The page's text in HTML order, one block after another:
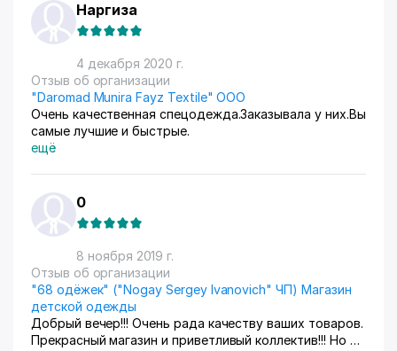
Наргиза
4 декабря 2020 г.
Отзыв об организации
"Daromad Munira Fayz Textile" ООО
Очень качественная спецодежда.Заказывала у них.Вы
самые лучшие и быстрые.
ещё
0
8 ноября 2019 г.
Отзыв об организации
"68 одёжек" ("Nogay Sergey Ivanovich" ЧП) Магазин
детской одежды
Добрый вечер!!! Очень рада качеству ваших товаров.
Прекрасный магазин и приветливый коллектив!!! Но я